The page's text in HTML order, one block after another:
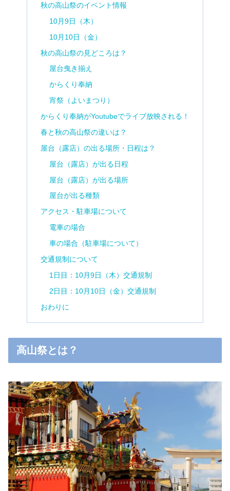
秋の高山祭のイベント情報
10月9日（木）
10月10日（金）
秋の高山祭の見どころは？
屋台曳き揃え
からくり奉納
宵祭（よいまつり）
からくり奉納がYoutubeでライブ放映される！
春と秋の高山祭の違いは？
屋台（露店）の出る場所・日程は？
屋台（露店）が出る日程
屋台（露店）が出る場所
屋台が出る種類
アクセス・駐車場について
電車の場合
車の場合（駐車場について）
交通規制について
1日目：10月9日（木）交通規制
2日目：10月10日（金）交通規制
おわりに
高山祭とは？